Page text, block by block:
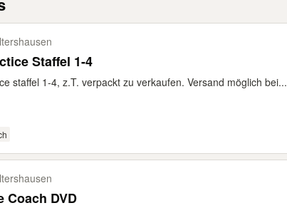
Staffel 1-4
staffel 1-4, z.T. verpackt zu verkaufen. Versand möglich bei...
Coach DVD